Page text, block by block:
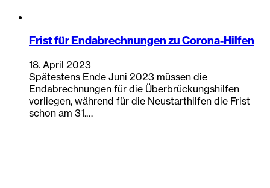
Frist für Endabrechnungen zu Corona-Hilfen
18. April 2023
Spätestens Ende Juni 2023 müssen die
Endabrechnungen für die Überbrückungshilfen
vorliegen, während für die Neustarthilfen die Frist
schon am 31.…